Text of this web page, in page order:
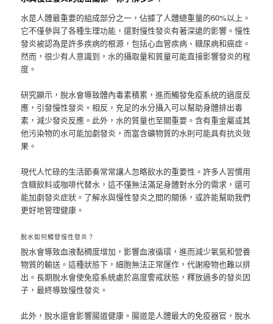
水是人體最重要的組成部分之一，佔據了人體總重量的60%以上。
它不僅參與了各種生理功能，還對慢性發炎有著深遠的影響。慢性
發炎被認為是許多疾病的根源，包括心血管疾病、糖尿病和癌症。
然而，很少有人意識到，水的攝取量和質量可能直接影響發炎的程
度。
研究顯示，脫水會導致體內毒素積累，進而觸發免疫系統的過度反
應，引發慢性發炎。相反，充足的水分攝入可以幫助身體排出毒
素，減少發炎反應。此外，水的質量也至關重要。含有重金屬或其
他污染物的水可能加劇發炎，而富含礦物質的水則可能具有抗炎效
果。
現代人忙碌的生活節奏常常讓人忽略飲水的重要性。許多人習慣用
含糖飲料或咖啡代替水，這不僅無法滿足身體對水分的需求，還可
能加劇發炎症狀。了解水與慢性發炎之間的關係，或許能幫助我們
更好地管理健康。
脫水如何觸發慢性發炎？
脫水會導致血液黏稠度增加，影響血液循環，進而減少氧氣和營養
物質的輸送。這種狀態下，細胞無法正常運作，代謝廢物也難以排
出。長期脫水會使免疫系統處於高度警戒狀態，釋放過多的發炎因
子，最終導致慢性發炎。
此外，脫水還會影響腸道健康。腸道是人體最大的免疫器官，脫水